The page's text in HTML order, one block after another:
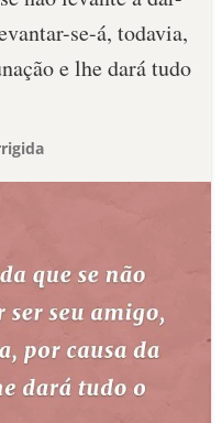
se-á, todavia,
e lhe dará tudo